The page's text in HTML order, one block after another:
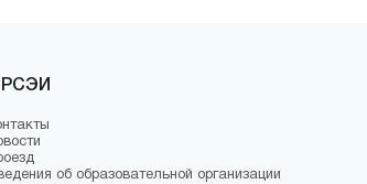
об образовательной организации